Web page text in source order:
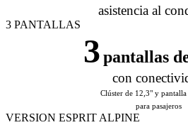
asistencia al
3 PANTALLAS
3pantallas
con
Clúster de 12,3" y
para pasajeros
VERSION ESPRIT ALPINE